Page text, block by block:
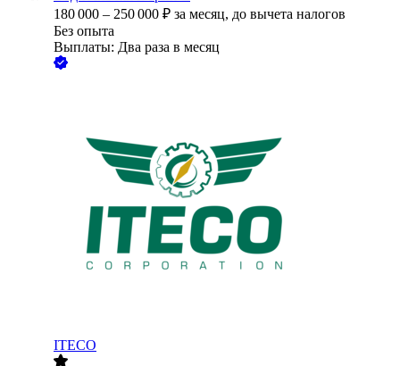
180 000 – 250 000 ₽ за месяц, до вычета налогов
Без опыта
Выплаты: Два раза в месяц
ITECO